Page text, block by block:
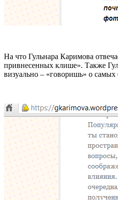
На что Гульнара Каримова
привнесенных клише». Также
визуально – «говоришь» о